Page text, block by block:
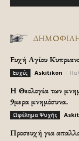
Ευχή Αγίου
Ευχές Askitikon Πα
H Θεολογία των
9μερα μνημόσυνα.
Ωφέλημα Ψυχής
Προσευχή για